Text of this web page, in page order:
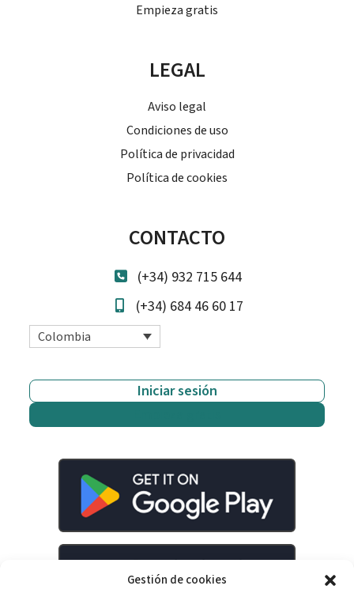
Gestión de cookies
Empieza gratis
LEGAL
Aviso legal
Condiciones de uso
Política de privacidad
Política de cookies
CONTACTO
(+34) 932 715 644
(+34) 684 46 60 17
Colombia
Iniciar sesión